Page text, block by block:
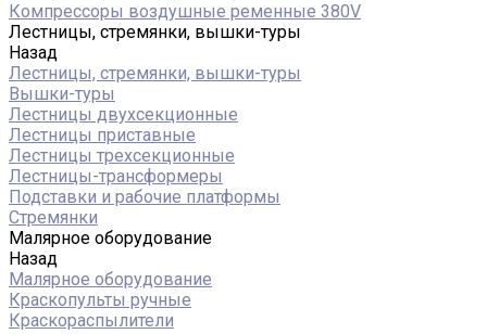
Компрессоры воздушные ременные 380V
Лестницы, стремянки, вышки-туры
Назад
Лестницы, стремянки, вышки-туры
Вышки-туры
Лестницы двухсекционные
Лестницы приставные
Лестницы трехсекционные
Лестницы-трансформеры
Подставки и рабочие платформы
Стремянки
Малярное оборудование
Назад
Малярное оборудование
Краскопульты ручные
Краскораспылители